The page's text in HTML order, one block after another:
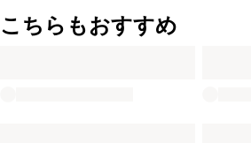
こちらもおすすめ